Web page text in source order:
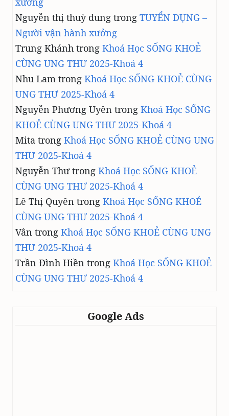
Nguyễn thị thuỳ dung trong TUYỂN DỤNG –
Người vận hành xưởng
Trung Khánh trong Khoá Học SỐNG KHOẺ
CÙNG UNG THƯ 2025-Khoá 4
Nhu Lam trong Khoá Học SỐNG KHOẺ CÙNG
UNG THƯ 2025-Khoá 4
Nguyễn Phương Uyên trong Khoá Học SỐNG
KHOẺ CÙNG UNG THƯ 2025-Khoá 4
Mita trong Khoá Học SỐNG KHOẺ CÙNG UNG
THƯ 2025-Khoá 4
Nguyễn Thưtrong Khoá Học SỐNG KHOẺ
CÙNG UNG THƯ 2025-Khoá 4
Lê Thị Quyên trong Khoá Học SỐNG KHOẺ
CÙNG UNG THƯ 2025-Khoá 4
Vân trong Khoá Học SỐNG KHOẺ CÙNG UNG
THƯ 2025-Khoá 4
Trần Đình Hiền trong Khoá Học SỐNG KHOẺ
CÙNG UNG THƯ 2025-Khoá 4
Google Ads